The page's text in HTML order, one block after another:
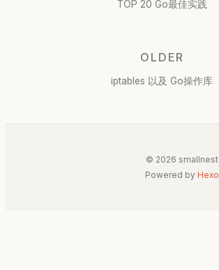
TOP 20 Go最佳实践
OLDER
iptables 以及 Go操作库
© 2026 smallnest
Powered by Hexo